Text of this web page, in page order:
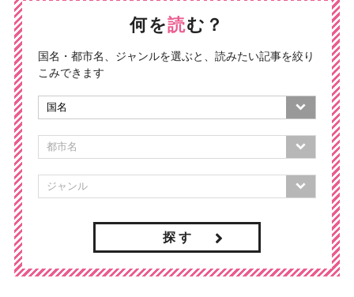
何を読む？
国名・都市名、ジャンルを選ぶと、読みたい記事を絞り
こみできます
探 す